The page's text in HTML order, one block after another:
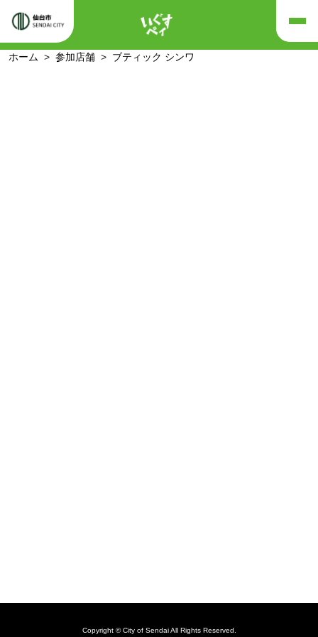
ホーム 参加店舗 ブティック シンワ
Copyright © City of Sendai All Rights Reserved.